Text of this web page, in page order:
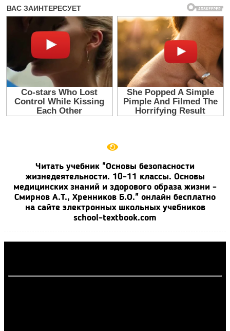
Читать учебник "Основы безопасности
жизнедеятельности. 10-11 классы. Основы
медицинских знаний и здорового образа жизни -
Смирнов А.Т., Хренников Б.О." онлайн бесплатно
на сайте электронных школьных учебников
school-textbook.com